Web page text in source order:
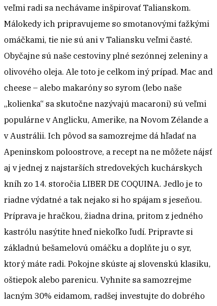
veľmi radi sa nechávame inšpirovať Talianskom.
Málokedy ich pripravujeme so smotanovými ťažkými
omáčkami, tie nie sú ani v Taliansku veľmi časté.
Obyčajne sú naše cestoviny plné sezónnej zeleniny a
olivového oleja. Ale toto je celkom iný prípad. Mac and
cheese – alebo makaróny so syrom (lebo naše
„kolienka“ sa skutočne nazývajú macaroni) sú veľmi
populárne v Anglicku, Amerike, na Novom Zélande a
v Austrálii. Ich pôvod sa samozrejme dá hľadať na
Apeninskom poloostrove, a recept na ne môžete nájsť
aj v jednej z najstarších stredovekých kuchárskych
kníh zo 14. storočia LIBER DE COQUINA. Jedlo je to
riadne výdatné a tak nejako si ho spájam s jeseňou.
Príprava je hračkou, žiadna drina, pritom z jedného
kastrólu nasýtite hneď niekoľko ľudí. Pripravte si
základnú bešamelovú omáčku a doplňte ju o syr,
ktorý máte radi. Pokojne skúste aj slovenskú klasiku,
oštiepok alebo parenicu. Vyhnite sa samozrejme
lacným 30% eidamom, radšej investujte do dobrého